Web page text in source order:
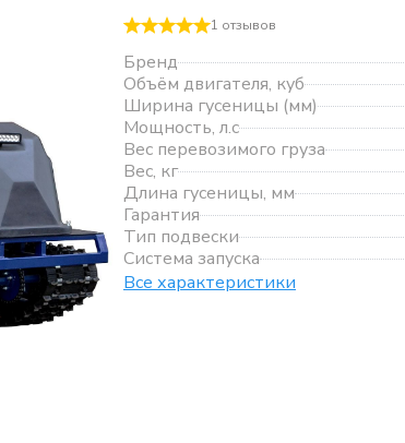
1 отзывов
Бренд
Объём двигателя, куб
Ширина гусеницы (мм)
Мощность, л.с
Вес перевозимого груза
Вес, кг
Длина гусеницы, мм
Гарантия
Тип подвески
Система запуска
Все характеристики